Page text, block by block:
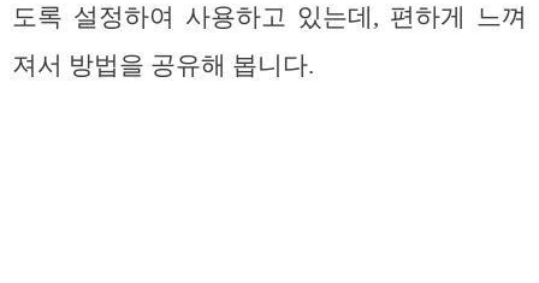
도록 설정하여 사용하고 있는데, 편하게 느껴
져서 방법을 공유해 봅니다.